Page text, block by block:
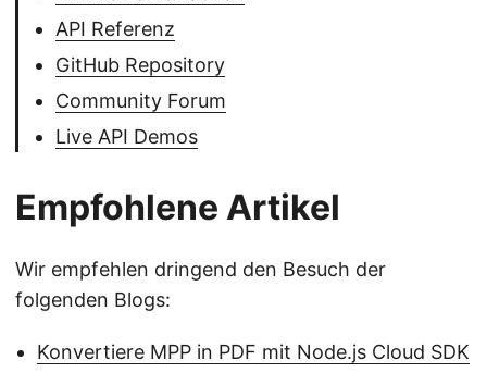
API Referenz
GitHub Repository
Community Forum
Live API Demos
Empfohlene Artikel
Wir empfehlen dringend den Besuch der
folgenden Blogs:
Konvertiere MPP in PDF mit Node.js Cloud SDK